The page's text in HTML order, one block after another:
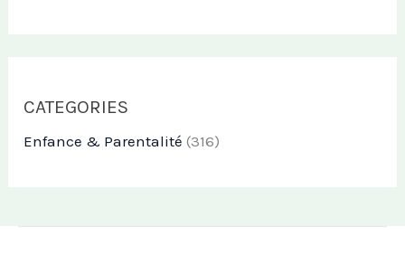
CATEGORIES
Enfance & Parentalité (316)